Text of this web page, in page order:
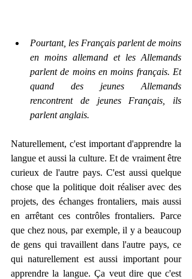
Pourtant, les Français parlent de moins
en moins allemand et les Allemands
parlent de moins en moins français. Et
quand des jeunes Allemands
rencontrent de jeunes Français, ils
parlent anglais.
Naturellement, c'est important d'apprendre la
langue et aussi la culture. Et de vraiment être
curieux de l'autre pays. C'est aussi quelque
chose que la politique doit réaliser avec des
projets, des échanges frontaliers, mais aussi
en arrêtant ces contrôles frontaliers. Parce
que chez nous, par exemple, il y a beaucoup
de gens qui travaillent dans l'autre pays, ce
qui naturellement est aussi important pour
apprendre la langue. Ça veut dire que c'est